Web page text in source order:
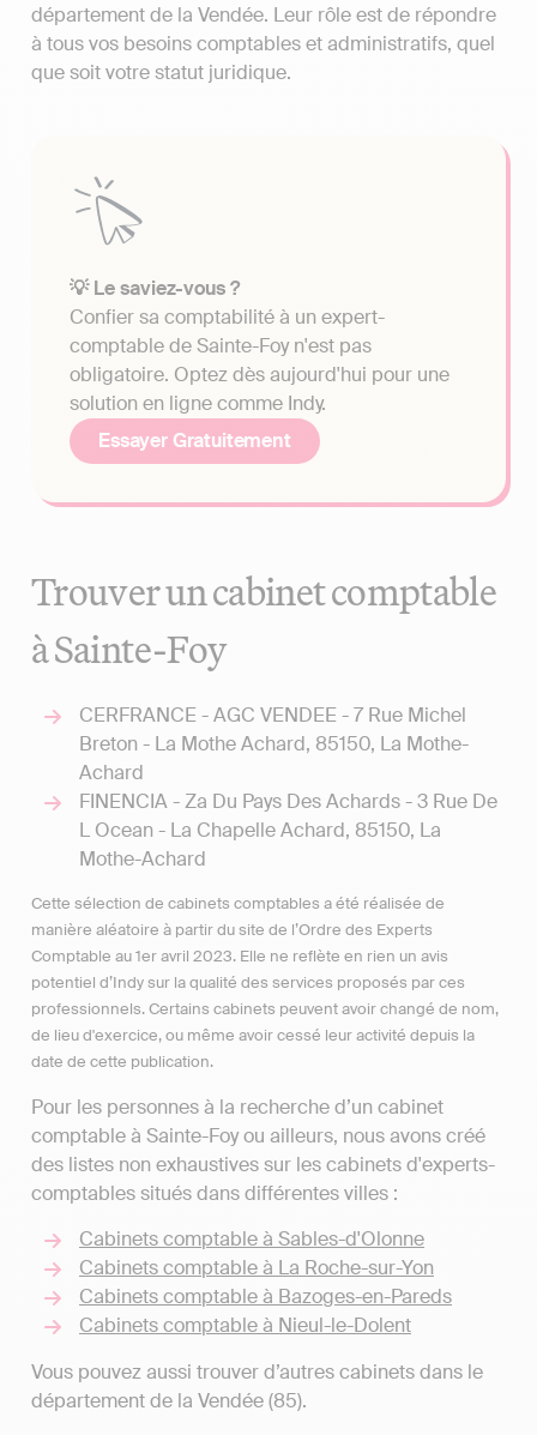
département de la Vendée. Leur rôle est de répondre
à tous vos besoins comptables et administratifs, quel
que soit votre statut juridique.
💡 Le saviez-vous ?
Confier sa comptabilité à un expert-
comptable de Sainte-Foy n'est pas
obligatoire. Optez dès aujourd'hui pour une
solution en ligne comme Indy.
Essayer Gratuitement
Trouver un cabinet comptable
à Sainte-Foy
CERFRANCE - AGC VENDEE - 7 Rue Michel
Breton - La Mothe Achard, 85150, La Mothe-
Achard
FINENCIA - Za Du Pays Des Achards - 3 Rue De
L Ocean - La Chapelle Achard, 85150, La
Mothe-Achard
Cette sélection de cabinets comptables a été réalisée de
manière aléatoire à partir du site de l’Ordre des Experts
Comptable au 1er avril 2023. Elle ne reflète en rien un avis
potentiel d’Indy sur la qualité des services proposés par ces
professionnels. Certains cabinets peuvent avoir changé de nom,
de lieu d'exercice, ou même avoir cessé leur activité depuis la
date de cette publication.
Pour les personnes à la recherche d’un cabinet
comptable à Sainte-Foy ou ailleurs, nous avons créé
des listes non exhaustives sur les cabinets d'experts-
comptables situés dans différentes villes :
Cabinets comptable à Sables-d'Olonne
Cabinets comptable à La Roche-sur-Yon
Cabinets comptable à Bazoges-en-Pareds
Cabinets comptable à Nieul-le-Dolent
Vous pouvez aussi trouver d’autres cabinets dans le
département de la Vendée (85).